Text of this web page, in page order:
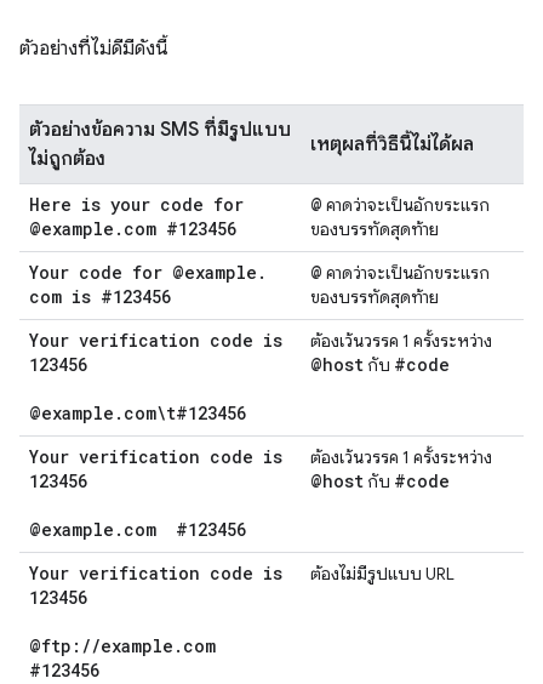
ตัวอย่างที่ไม่ดีมีดังนี้
ตัวอย่างข้อความ SMS ที่มีรูปแบบ
ไม่ถูกต้อง
เหตุผลที่วิธีนี้ไม่ได้ผล
Here is your code for
@example . com #123456
@ คาดว่าจะเป็นอักขระแรก
ของบรรทัดสุดท้าย
Your code for @example .
com is #123456
@ คาดว่าจะเป็นอักขระแรก
ของบรรทัดสุดท้าย
Your verification code is
123456
@example . com\t#123456
ต้องเว้นวรรค 1 ครั้งระหว่าง
@host กับ #code
Your verification code is
123456
@example . com #123456
ต้องเว้นวรรค 1 ครั้งระหว่าง
@host กับ #code
Your verification code is
123456
@ftp: //example . com
#123456
ต้องไม่มีรูปแบบ URL